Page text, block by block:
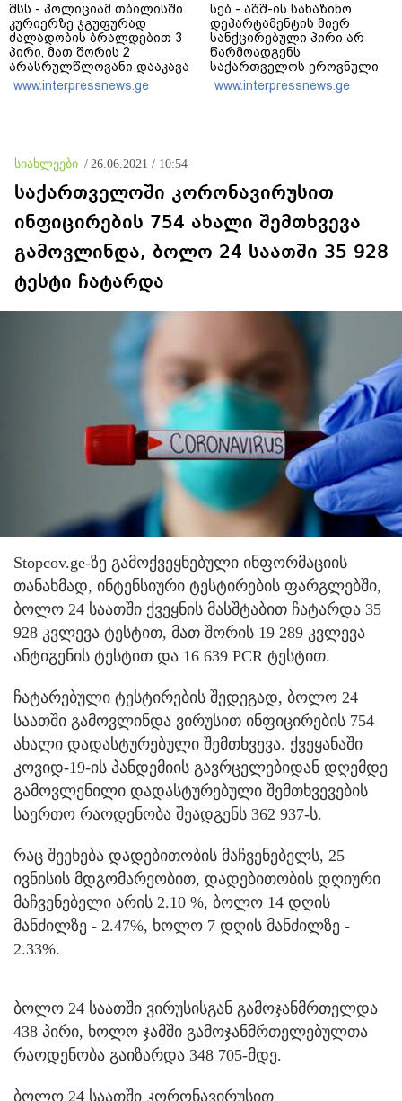
შსს - პოლიციამ თბილისში
კურიერზე ჯგუფურად
ძალადობის ბრალდებით 3
პირი, მათ შორის 2
არასრულწლოვანი დააკავა
- კიდევ 2 პირის დაკავების
მიზნით კი შესაბამისი
www.interpressnews.ge
სებ - აშშ-ის სახაზინო
დეპარტამენტის მიერ
სანქცირებული პირი არ
წარმოადგენს
საქართველოს ეროვნული
ბანკის რეგულირებულ
www.interpressnews.ge
სიახლეები / 26.06.2021 / 10:54
საქართველოში კორონავირუსით
ინფიცირების 754 ახალი შემთხვევა
გამოვლინდა, ბოლო 24 საათში 35 928
ტესტი ჩატარდა
Stopcov.ge-ზე გამოქვეყნებული ინფორმაციის
თანახმად, ინტენსიური ტესტირების ფარგლებში,
ბოლო 24 საათში ქვეყნის მასშტაბით ჩატარდა 35
928 კვლევა ტესტით, მათ შორის 19 289 კვლევა
ანტიგენის ტესტით და 16 639 PCR ტესტით.
ჩატარებული ტესტირების შედეგად, ბოლო 24
საათში გამოვლინდა ვირუსით ინფიცირების 754
ახალი დადასტურებული შემთხვევა. ქვეყანაში
კოვიდ-19-ის პანდემიის გავრცელებიდან დღემდე
გამოვლენილი დადასტურებული შემთხვევების
საერთო რაოდენობა შეადგენს 362 937-ს.
რაც შეეხება დადებითობის მაჩვენებელს, 25
ივნისის მდგომარეობით, დადებითობის დღიური
მაჩვენებელი არის 2.10 %, ბოლო 14 დღის
მანძილზე - 2.47%, ხოლო 7 დღის მანძილზე -
2.33%.
ბოლო 24 საათში ვირუსისგან გამოჯანმრთელდა
438 პირი, ხოლო ჯამში გამოჯანმრთელებულთა
რაოდენობა გაიზარდა 348 705-მდე.
ბოლო 24 საათში კორონავირუსით